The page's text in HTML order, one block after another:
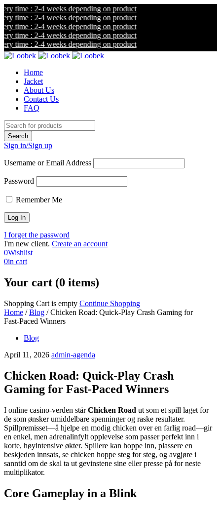
: 2-4 weeks depending on product
: 2-4 weeks depending on product
: 2-4 weeks depending on product
: 2-4 weeks depending on product
: 2-4 weeks depending on product
Home
Jacket
About Us
Contact Us
FAQ
Sign in/Sign up
Username or Email Address
Password
Remember Me
I forget the password
I'm new client. Create an account
0Wishlist
0in cart
Your cart (0 items)
Shopping Cart is empty Continue Shopping
Home / Blog / Chicken Road: Quick‑Play Crash Gaming for
Fast‑Paced Winners
Blog
April 11, 2026 admin-agenda
Chicken Road: Quick‑Play Crash
Gaming for Fast‑Paced Winners
I online casino-verden stårChicken Road ut som et spill laget for
de som ønsker umiddelbare spenninger og raske resultater.
Spillpremisset—å hjelpe en modig chicken over en farlig road—gir
en enkel, men adrenalinfylt opplevelse som passer perfekt inn i
korte, høyintensive økter. Spillere kan hoppe inn, plassere en
beskjeden innsats, se chicken hoppe steg for steg, og avgjøre i
sanntid om de skal ta ut gevinstene sine eller presse på for neste
multiplikator.
Core Gameplay in a Blink